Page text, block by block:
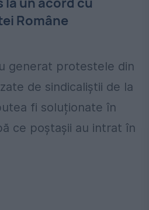
Române
generat protestele din
de sindicaliștii de la
fi soluționate în
ce poștașii au intrat în